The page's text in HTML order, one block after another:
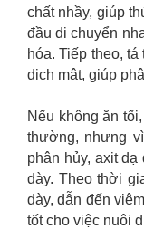
chất nhầy, giúp
đầu di chuyển
hóa. Tiếp theo,
dịch mật, giúp
Nếu không ăn
thường, nhưng
phân hủy, axit
dày. Theo thời
dày, dẫn đến
tốt cho việc nuôi